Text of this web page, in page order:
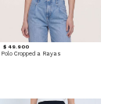
$ 49.900
Polo Cropped a Rayas